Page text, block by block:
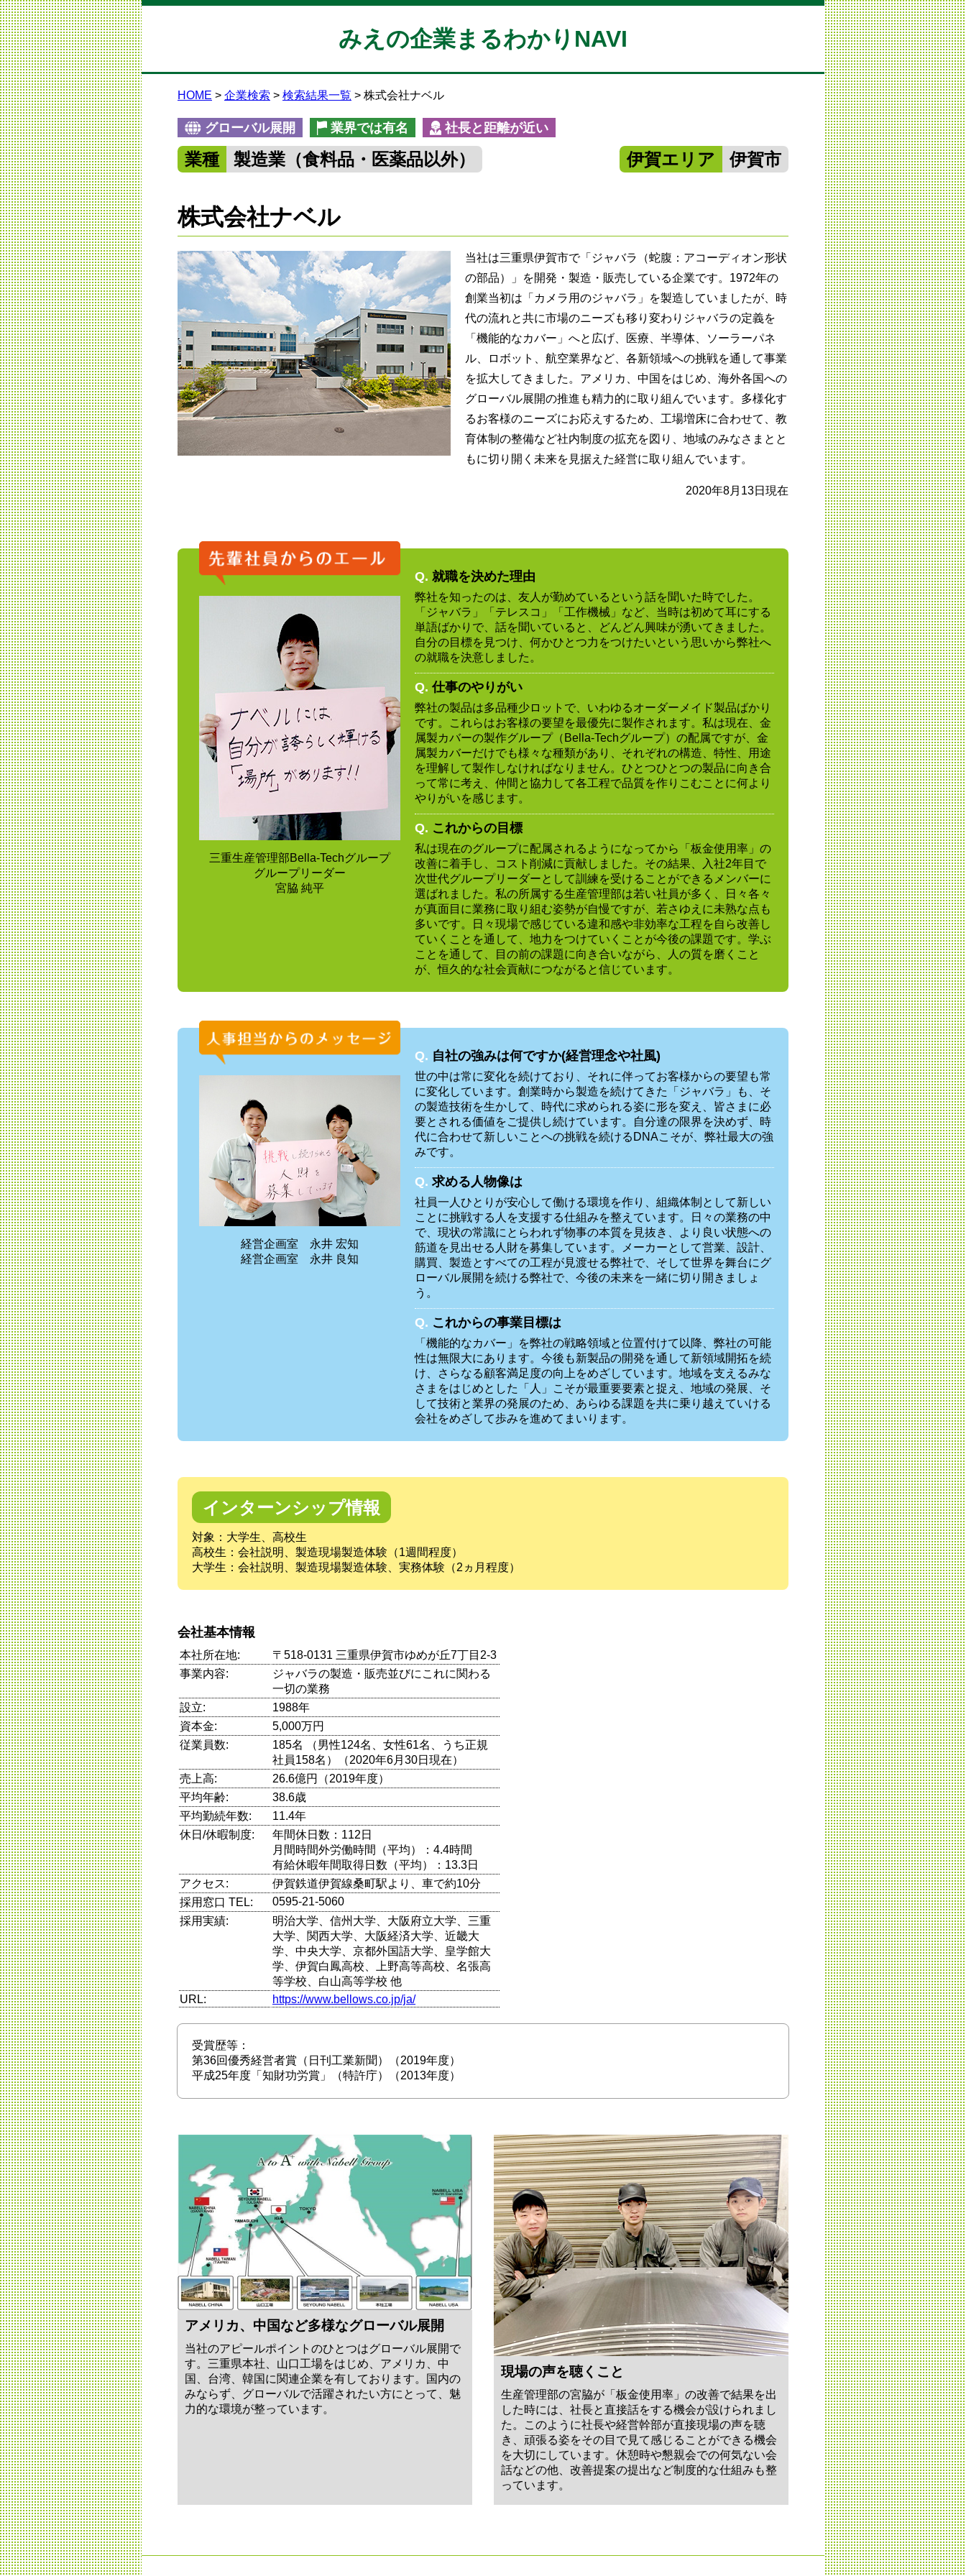
みえの企業まるわかりNAVI
HOME 企業検索 検索結果一覧 株式会社ナベル
グローバル展開 業界では有名 社長と距離が近い
業種 製造業（食料品・医薬品以外） 伊賀エリア 伊賀市
株式会社ナベル
当社は三重県伊賀市で「ジャバラ（蛇腹：アコーディオン形状
の部品）」を開発・製造・販売している企業です。1972年の
創業当初は「カメラ用のジャバラ」を製造していましたが、時
代の流れと共に市場のニーズも移り変わりジャバラの定義を
「機能的なカバー」へと広げ、医療、半導体、ソーラーパネ
ル、ロボット、航空業界など、各新領域への挑戦を通して事業
を拡大してきました。アメリカ、中国をはじめ、海外各国への
グローバル展開の推進も精力的に取り組んでいます。多様化す
るお客様のニーズにお応えするため、工場増床に合わせて、教
育体制の整備など社内制度の拡充を図り、地域のみなさまとと
もに切り開く未来を見据えた経営に取り組んでいます。
2020年8月13日現在
三重生産管理部Bella-Techグループ
グループリーダー
宮脇 純平
Q. 就職を決めた理由
弊社を知ったのは、友人が勤めているという話を聞いた時でした。
「ジャバラ」「テレスコ」「工作機械」など、当時は初めて耳にする
単語ばかりで、話を聞いていると、どんどん興味が湧いてきました。
自分の目標を見つけ、何かひとつ力をつけたいという思いから弊社へ
の就職を決意しました。
Q. 仕事のやりがい
弊社の製品は多品種少ロットで、いわゆるオーダーメイド製品ばかり
です。これらはお客様の要望を最優先に製作されます。私は現在、金
属製カバーの製作グループ（Bella-Techグループ）の配属ですが、金
属製カバーだけでも様々な種類があり、それぞれの構造、特性、用途
を理解して製作しなければなりません。ひとつひとつの製品に向き合
って常に考え、仲間と協力して各工程で品質を作りこむことに何より
やりがいを感じます。
Q. これからの目標
私は現在のグループに配属されるようになってから「板金使用率」の
改善に着手し、コスト削減に貢献しました。その結果、入社2年目で
次世代グループリーダーとして訓練を受けることができるメンバーに
選ばれました。私の所属する生産管理部は若い社員が多く、日々各々
が真面目に業務に取り組む姿勢が自慢ですが、若さゆえに未熟な点も
多いです。日々現場で感じている違和感や非効率な工程を自ら改善し
ていくことを通して、地力をつけていくことが今後の課題です。学ぶ
ことを通して、目の前の課題に向き合いながら、人の質を磨くこと
が、恒久的な社会貢献につながると信じています。
経営企画室 永井 宏知
経営企画室 永井 良知
Q. 自社の強みは何ですか(経営理念や社風)
世の中は常に変化を続けており、それに伴ってお客様からの要望も常
に変化しています。創業時から製造を続けてきた「ジャバラ」も、そ
の製造技術を生かして、時代に求められる姿に形を変え、皆さまに必
要とされる価値をご提供し続けています。自分達の限界を決めず、時
代に合わせて新しいことへの挑戦を続けるDNAこそが、弊社最大の強
みです。
Q. 求める人物像は
社員一人ひとりが安心して働ける環境を作り、組織体制として新しい
ことに挑戦する人を支援する仕組みを整えています。日々の業務の中
で、現状の常識にとらわれず物事の本質を見抜き、より良い状態への
筋道を見出せる人財を募集しています。メーカーとして営業、設計、
購買、製造とすべての工程が見渡せる弊社で、そして世界を舞台にグ
ローバル展開を続ける弊社で、今後の未来を一緒に切り開きましょ
う。
Q. これからの事業目標は
「機能的なカバー」を弊社の戦略領域と位置付けて以降、弊社の可能
性は無限大にあります。今後も新製品の開発を通して新領域開拓を続
け、さらなる顧客満足度の向上をめざしています。地域を支えるみな
さまをはじめとした「人」こそが最重要要素と捉え、地域の発展、そ
して技術と業界の発展のため、あらゆる課題を共に乗り越えていける
会社をめざして歩みを進めてまいります。
インターンシップ情報
対象：大学生、高校生
高校生：会社説明、製造現場製造体験（1週間程度）
大学生：会社説明、製造現場製造体験、実務体験（2ヵ月程度）
会社基本情報
本社所在地:
〒518-0131 三重県伊賀市ゆめが丘7丁目2-3
事業内容:
ジャバラの製造・販売並びにこれに関わる
一切の業務
設立:
1988年
資本金:
5,000万円
従業員数:
185名 （男性124名、女性61名、うち正規
社員158名）（2020年6月30日現在）
売上高:
26.6億円（2019年度）
平均年齢:
38.6歳
平均勤続年数:
11.4年
休日/休暇制度:
年間休日数：112日
月間時間外労働時間（平均）：4.4時間
有給休暇年間取得日数（平均）：13.3日
アクセス:
伊賀鉄道伊賀線桑町駅より、車で約10分
採用窓口 TEL:
0595‐21‐5060
採用実績:
明治大学、信州大学、大阪府立大学、三重
大学、関西大学、大阪経済大学、近畿大
学、中央大学、京都外国語大学、皇学館大
学、伊賀白鳳高校、上野高等高校、名張高
等学校、白山高等学校 他
URL:
https://www.bellows.co.jp/ja/
受賞歴等：
第36回優秀経営者賞（日刊工業新聞）（2019年度）
平成25年度「知財功労賞」（特許庁）（2013年度）
アメリカ、中国など多様なグローバル展開
当社のアピールポイントのひとつはグローバル展開で
す。三重県本社、山口工場をはじめ、アメリカ、中
国、台湾、韓国に関連企業を有しております。国内の
みならず、グローバルで活躍されたい方にとって、魅
力的な環境が整っています。
現場の声を聴くこと
生産管理部の宮脇が「板金使用率」の改善で結果を出
した時には、社長と直接話をする機会が設けられまし
た。このように社長や経営幹部が直接現場の声を聴
き、頑張る姿をその目で見て感じることができる機会
を大切にしています。休憩時や懇親会での何気ない会
話などの他、改善提案の提出など制度的な仕組みも整
っています。